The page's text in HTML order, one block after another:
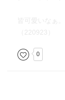
皆可愛いなぁ。
（220923）
0